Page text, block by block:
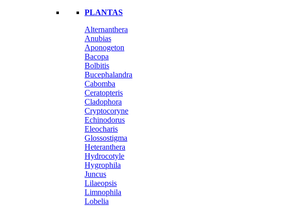
PLANTAS
Alternanthera
Anubias
Aponogeton
Bacopa
Bolbitis
Bucephalandra
Cabomba
Ceratopteris
Cladophora
Cryptocoryne
Echinodorus
Eleocharis
Glossostigma
Heteranthera
Hydrocotyle
Hygrophila
Juncus
Lilaeopsis
Limnophila
Lobelia